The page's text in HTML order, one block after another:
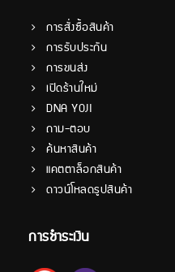
การสั่งซื้อสินค้า
การรับประกัน
การขนส่ง
เปิดร้านใหม่
DNA YOJI
ถาม-ตอบ
ค้นหาสินค้า
แคตตาล็อกสินค้า
ดาวน์โหลดรูปสินค้า
การชำระเงิน